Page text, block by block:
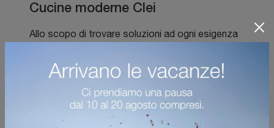
Cucine moderne Clei
Allo scopo di trovare soluzioni ad ogni esigenza
con visita per la misurazione degli spazi, e
consulenza di montaggio. Ti assicureremo
l'opportunità di arredare al meglio lo spazio a
disposizione, coniugando versatilità e contenuto
estetico con
. Per chi desidera conciliare